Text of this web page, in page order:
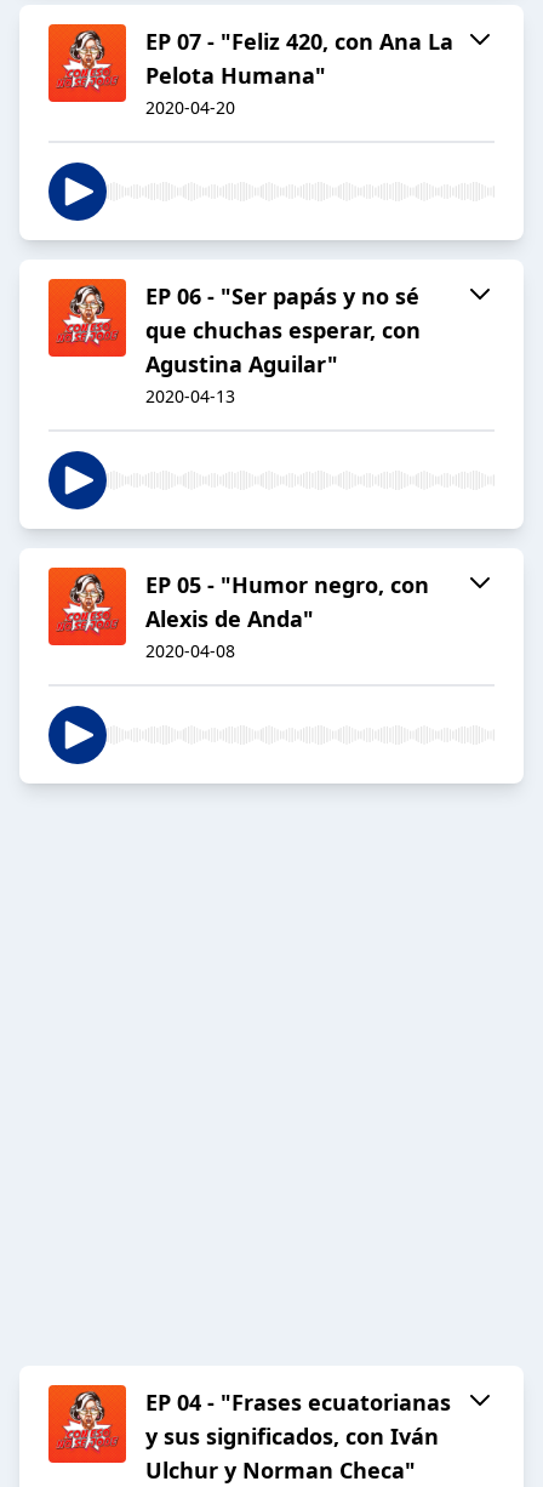
EP 07 - "Feliz 420, con Ana La
Pelota Humana"
2020-04-20
EP 06 - "Ser papás y no sé
que chuchas esperar, con
Agustina Aguilar"
2020-04-13
EP 05 - "Humor negro, con
Alexis de Anda"
2020-04-08
EP 04 - "Frases ecuatorianas
y sus significados, con Iván
Ulchur y Norman Checa"